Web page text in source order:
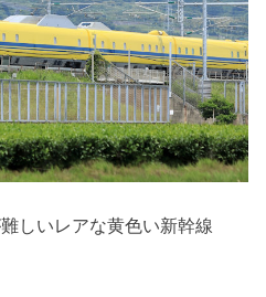
しいレアな黄色い新幹線